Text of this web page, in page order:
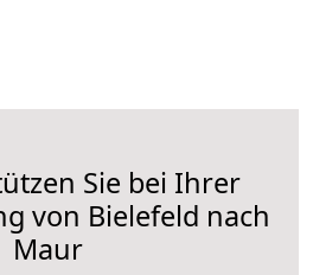
Sie bei Ihrer
von Bielefeld nach
Maur